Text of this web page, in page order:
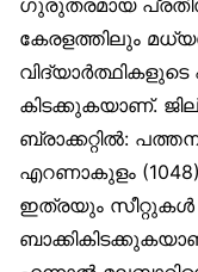
ഗുരുതരമായ
കേരളത്തിലും
കിടക്കുകയാണ്.
ബ്രാക്കറ്റിൽ:
എറണാകുളം
ഇത്രയും സീറ്റുകൾ